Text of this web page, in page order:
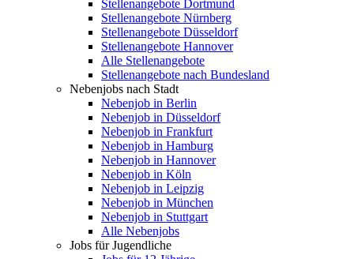
Stellenangebote Dortmund
Stellenangebote Nürnberg
Stellenangebote Düsseldorf
Stellenangebote Hannover
Alle Stellenangebote
Stellenangebote nach Bundesland
Nebenjobs nach Stadt
Nebenjob in Berlin
Nebenjob in Düsseldorf
Nebenjob in Frankfurt
Nebenjob in Hamburg
Nebenjob in Hannover
Nebenjob in Köln
Nebenjob in Leipzig
Nebenjob in München
Nebenjob in Stuttgart
Alle Nebenjobs
Jobs für Jugendliche